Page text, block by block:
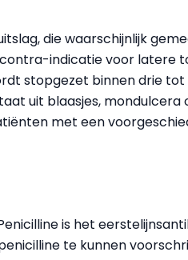
die waarschijnlijk
indicatie voor latere
stopgezet binnen drie tot
uit blaasjes, mondulcera
met een
is het
te kunnen